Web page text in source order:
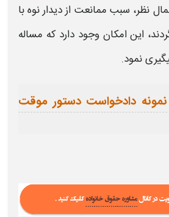
نظر، سبب ممانعت ازدیدارنوه با
این امکان وجود دارد که مساله
نمود.
نمونه دادخواست دستور موقت